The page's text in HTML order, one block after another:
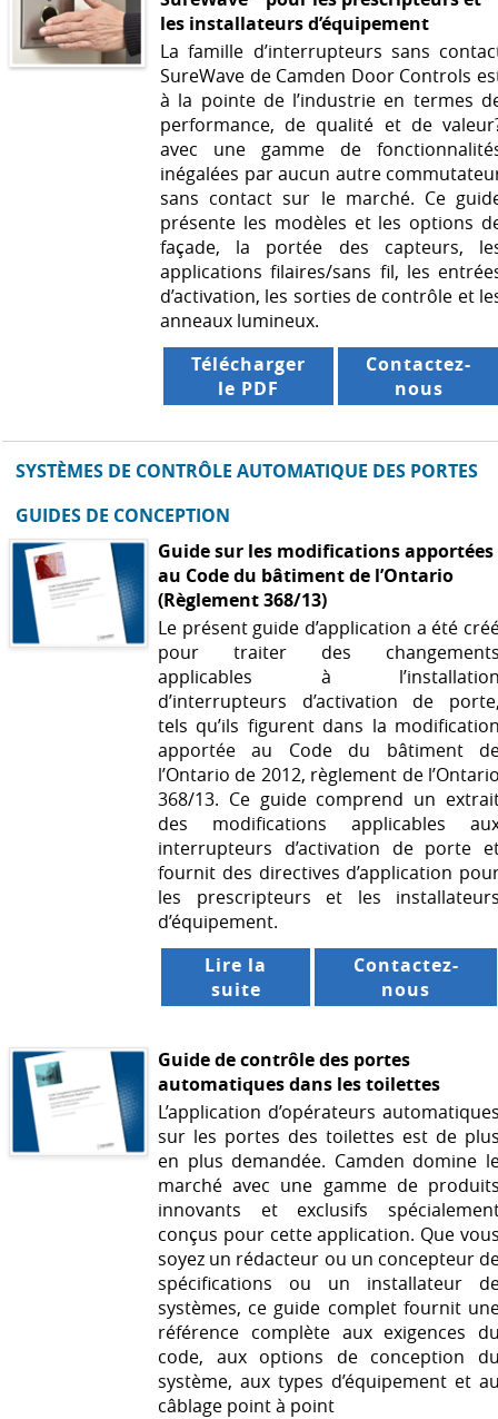
les installateurs d’équipement
La famille d’interrupteurs sans
SureWave de Camden Door Controls
à la pointe de l’industrie en termes
performance, de qualité et de
avec une gamme de
inégalées par aucun autre
sans contact sur le marché. Ce
présente les modèles et les options
façade, la portée des capteurs,
applications filaires/sans fil, les
d’activation, les sorties de contrôle et
anneaux lumineux.
Télécharger
le PDF
Contactez-
nous
SYSTÈMES DE CONTRÔLE AUTOMATIQUE DES PORTES
GUIDES DE CONCEPTION
Guide sur les modifications apportées
au Code du bâtiment de l’Ontario
(Règlement 368/13)
Le présent guide d’application a été
pour traiter des
applicables à
d’interrupteurs d’activation de
tels qu’ils figurent dans la
apportée au Code du bâtiment
l’Ontario de 2012, règlement de
368/13. Ce guide comprend un
des modifications applicables
interrupteurs d’activation de porte
fournit des directives d’application
les prescripteurs et les
d’équipement.
Lire la
suite
Contactez-
nous
Guide de contrôle des portes
automatiques dans les toilettes
L’application d’opérateurs
sur les portes des toilettes est de
en plus demandée. Camden domine
marché avec une gamme de
innovants et exclusifs
conçus pour cette application. Que
soyez un rédacteur ou un concepteur
spécifications ou un installateur
systèmes, ce guide complet fournit
référence complète aux exigences
code, aux options de conception
système, aux types d’équipement et
câblage point à point